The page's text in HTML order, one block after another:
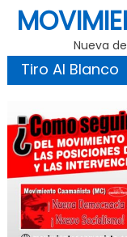
Nueva
Tiro Al Blanco